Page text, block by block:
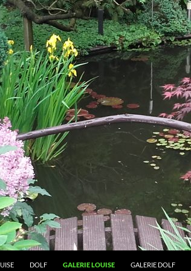
DOLF GALERIE LOUISE GALERIE DOLF